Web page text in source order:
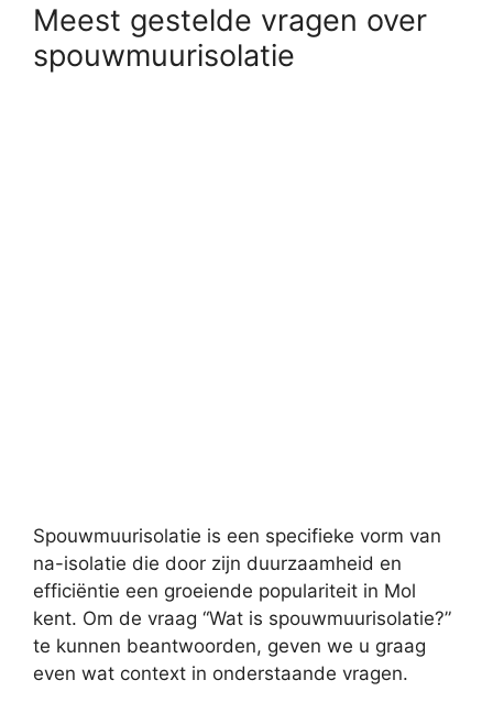
Meest gestelde vragen over
spouwmuurisolatie
Spouwmuurisolatie is een specifieke vorm van
na-isolatie die door zijn duurzaamheid en
efficiëntie een groeiende populariteit in Mol
kent. Om de vraag “Wat is spouwmuurisolatie?”
te kunnen beantwoorden, geven we u graag
even wat context in onderstaande vragen.